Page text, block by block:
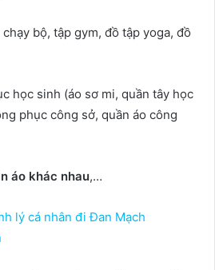
chạy bộ, tập gym, đồ tập yoga, đồ
học sinh (áo sơ mi, quần tây học
phục công sở, quần áo công
áo khác nhau,…
lý cá nhân đi Đan Mạch